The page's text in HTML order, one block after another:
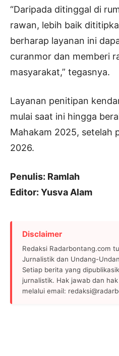
“Daripada ditinggal di
rawan, lebih baik
berharap layanan ini
curanmor dan memberi
masyarakat,” tegasnya.
Layanan penitipan
mulai saat ini hingga
Mahakam 2025, setelah
2026.
Penulis: Ramlah
Editor: Yusva Alam
Disclaimer
Redaksi Radarbontang.com
Jurnalistik dan Undang-
Setiap berita yang
jurnalistik. Hak jawab dan
melalui email: